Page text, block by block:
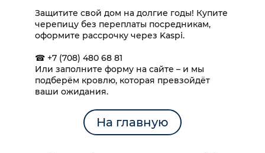
Защитите свой дом на долгие годы! Купите
черепицу без переплаты посредникам,
оформите рассрочку через Kaspi.
☎ +7 (708) 480 68 81
Или заполните форму на сайте – и мы
подберём кровлю, которая превзойдёт
ваши ожидания.
На главную